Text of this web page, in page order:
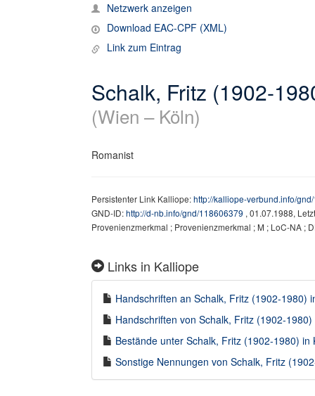
Netzwerk anzeigen
Download EAC-CPF (XML)
Link zum Eintrag
Schalk, Fritz (1902-
(Wien – Köln)
Romanist
Persistenter Link Kalliope:http://kalliope-verbund.info/
GND-ID:http://d-nb.info/gnd/118606379 , 01.07.1988,
Provenienzmerkmal ; Provenienzmerkmal ; M ; LoC-NA ;
Links in Kalliope
Handschriften an Schalk, Fritz (1902-1980)
Handschriften von Schalk, Fritz (1902-
Bestände unter Schalk, Fritz (1902-1980) in
Sonstige Nennungen von Schalk, Fritz